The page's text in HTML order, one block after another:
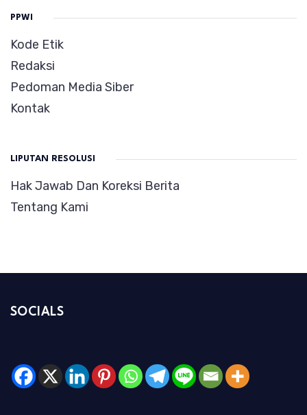
PPWI
Kode Etik
Redaksi
Pedoman Media Siber
Kontak
LIPUTAN RESOLUSI
Hak Jawab Dan Koreksi Berita
Tentang Kami
SOCIALS